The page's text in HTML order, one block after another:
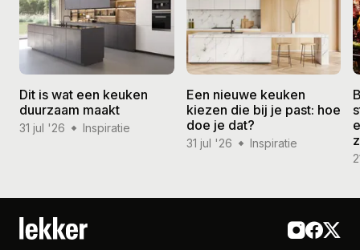
Dit is wat een keuken
duurzaam maakt
31 jul '26 Inspiratie
Een nieuwe keuken
kiezen die bij je past: hoe
doe je dat?
31 jul '26 Inspiratie